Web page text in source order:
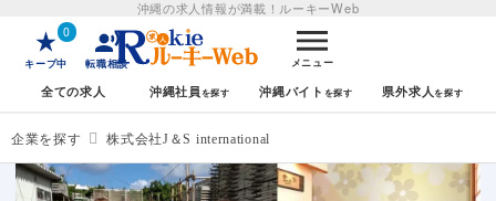
沖縄の求人情報が満載！ ルーキーWeb
0
キープ中 転職相談 メニュー
全ての求人 沖縄社員 沖縄バイト 県外求人
企業を探す 株式会社J＆S international